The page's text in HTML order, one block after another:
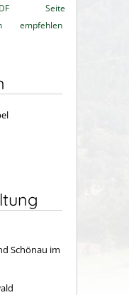
Seite
empfehlen
Schönau im